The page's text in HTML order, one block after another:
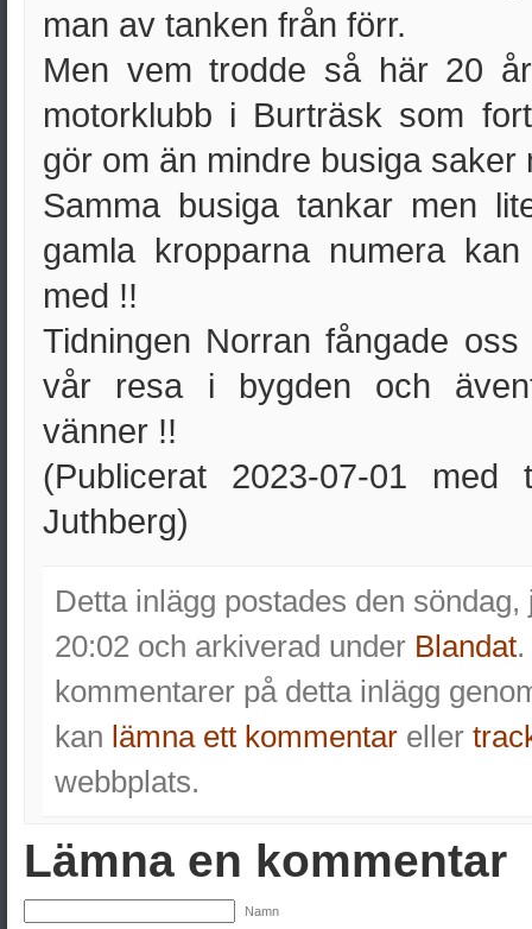
man av tanken från förr.
Men vem trodde så här 20
motorklubb i Burträsk som
gör om än mindre busiga saker
Samma busiga tankar men
gamla kropparna numera
med !!
Tidningen Norran fångade
vår resa i bygden och
vänner !!
(Publicerat 2023-07-01
Juthberg)
Detta inlägg postades den
20:02 och arkiverad under Blandat
kommentarer på detta inlägg
kan lämna ett kommentar eller
webbplats.
Lämna en kommentar
Namn